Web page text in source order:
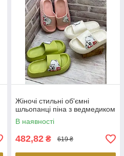
Жіночі стильні об'ємні
шльопанці піна з ведмедиком
В наявності
482,82 ₴ 619 ₴